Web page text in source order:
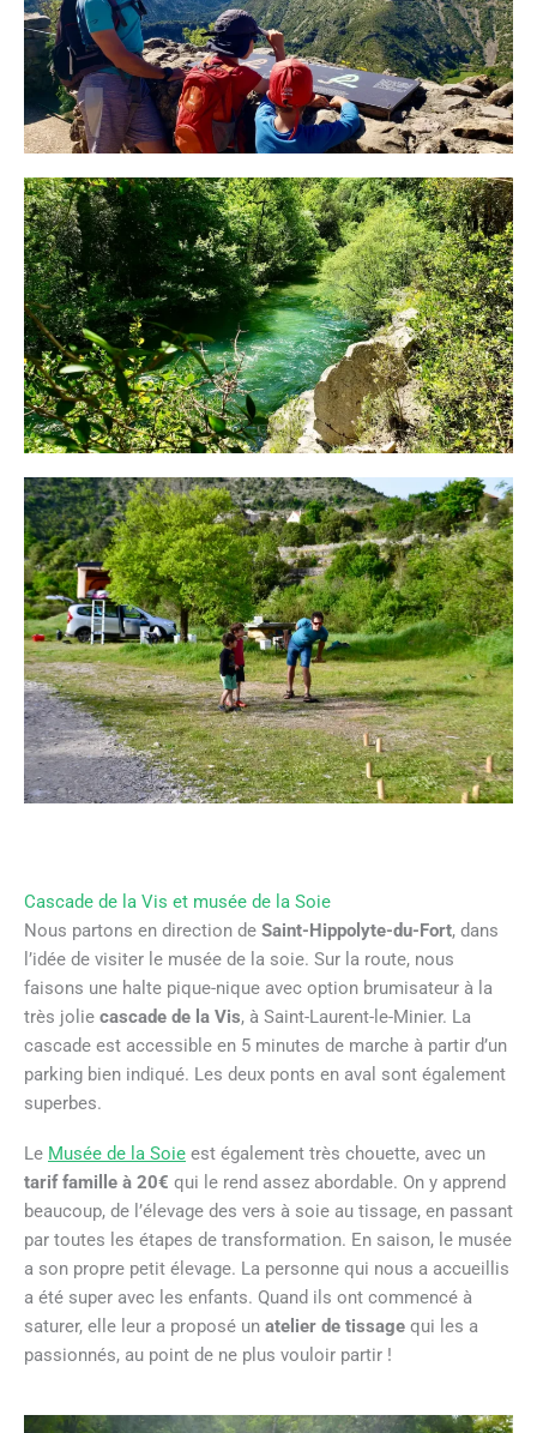
Cascade de la Vis et musée de la Soie
Nous partons en direction de Saint-Hippolyte-du-Fort, dans
l’idée de visiter le musée de la soie. Sur la route, nous
faisons une halte pique-nique avec option brumisateur à la
très jolie cascade de la Vis, à Saint-Laurent-le-Minier. La
cascade est accessible en 5 minutes de marche à partir d’un
parking bien indiqué. Les deux ponts en aval sont également
superbes.
Le Musée de la Soie est également très chouette, avec un
tarif famille à 20€ qui le rend assez abordable. On y apprend
beaucoup, de l’élevage des vers à soie au tissage, en passant
par toutes les étapes de transformation. En saison, le musée
a son propre petit élevage. La personne qui nous a accueillis
a été super avec les enfants. Quand ils ont commencé à
saturer, elle leur a proposé un atelier de tissage qui les a
passionnés, au point de ne plus vouloir partir !